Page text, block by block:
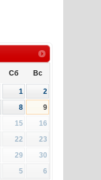
Сб Вс
1
2
8
9
15
16
22
23
29
30
5 6